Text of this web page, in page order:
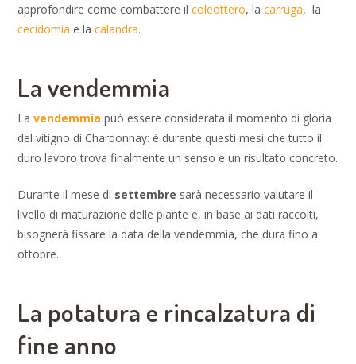
approfondire come combattere ilcoleottero, lacarruga, la
cecidomia e lacalandra.
La vendemmia
Lavendemmia può essere considerata il momento di gloria
del vitigno di Chardonnay: è durante questi mesi che tutto il
duro lavoro trova finalmente un senso e un risultato concreto.
Durante il mese di settembre sarà necessario valutare il
livello di maturazione delle piante e, in base ai dati raccolti,
bisognerà fissare la data della vendemmia, che dura fino a
ottobre.
La potatura e rincalzatura di
fine anno